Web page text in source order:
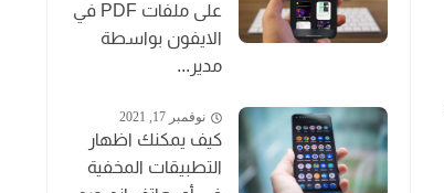
على ملفات PDF في
الايفون بواسطة
مدير...
نوفمبر 17, 2021
كيف يمكنك اظهار
التطبيقات المخفية